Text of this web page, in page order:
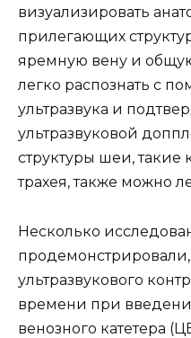
визуализировать
прилегающих
яремную вену и
легко распознать с
ультразвука и
ультразвуковой
структуры шеи, такие
трахея, также можно
Несколько
ультразвукового
времени при
венозного катетера